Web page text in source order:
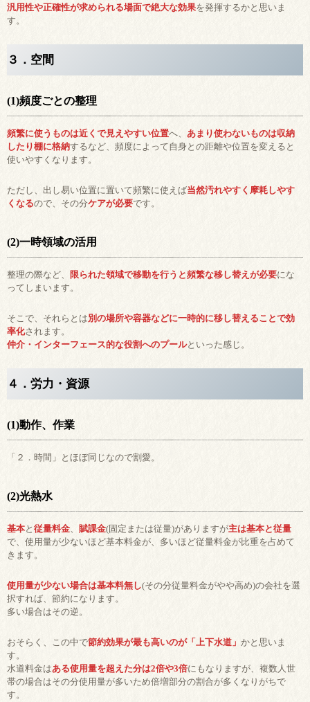
汎用性や正確性が求められる場面で絶大な効果を発揮するかと思いま
す。
３．空間
(1)頻度ごとの整理
頻繁に使うものは近くで見えやすい位置へ、 あまり使わないものは収納
したり棚に格納するなど、頻度によって自身との距離や位置を変えると
使いやすくなります。
ただし、出し易い位置に置いて頻繁に使えば当然汚れやすく摩耗しやす
くなるので、その分ケアが必要です。
(2)一時領域の活用
整理の際など、 限られた領域で移動を行うと頻繁な移し替えが必要にな
ってしまいます。
そこで、それらとは別の場所や容器などに一時的に移し替えることで効
率化されます。
仲介・インターフェース的な役割へのプールといった感じ。
４．労力・資源
(1)動作、作業
「２．時間」とほぼ同じなので割愛。
(2)光熱水
基本と 従量料金、 賦課金(固定または従量)がありますが主は基本と従量
で、使用量が少ないほど基本料金が、多いほど従量料金が比重を占めて
きます。
使用量が少ない場合は基本料無し(その分従量料金がやや高め)の会社を選
択すれば、節約になります。
多い場合はその逆。
おそらく、この中で節約効果が最も高いのが「上下水道」 かと思いま
す。
水道料金はある使用量を超えた分は2倍や3倍にもなりますが、複数人世
帯の場合はその分使用量が多いため倍増部分の割合が多くなりがちで
す。